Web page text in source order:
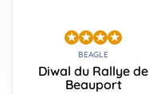
BEAGLE
Diwal du Rallye de
Beauport